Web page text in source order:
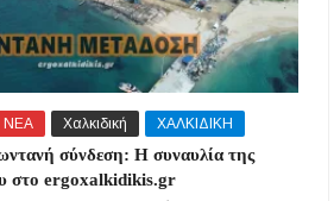
ΝΕΑ Χαλκιδική ΧΑΛΚΙΔΙΚΗ
σύνδεση: Η συναυλία της
στο ergoxalkidikis.gr